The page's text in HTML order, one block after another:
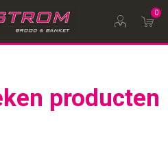
0
producten